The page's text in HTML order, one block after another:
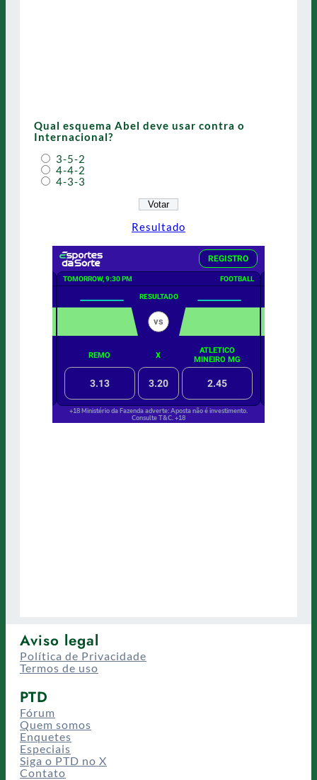
Qual esquema Abel deve usar contra o
Internacional?
3-5-2
4-4-2
4-3-3
Resultado
Aviso legal
Política de Privacidade
Termos de uso
PTD
Fórum
Quem somos
Enquetes
Especiais
Siga o PTD no X
Contato